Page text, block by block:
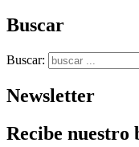
Buscar
Buscar:
Newsletter
Recibe nuestro